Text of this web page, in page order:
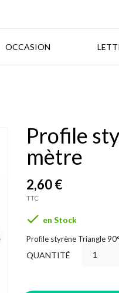
OCCASION
Profile
mètre
2,60 €
TTC
 en Stock
Profile styrène Triangle
QUANTITÉ